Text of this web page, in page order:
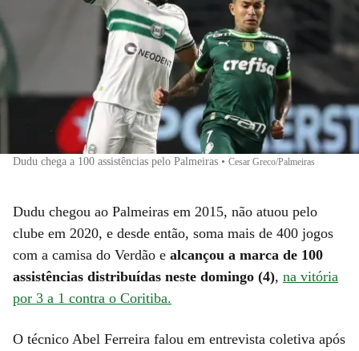
Dudu chega a 100 assistências pelo Palmeiras • Cesar Greco/Palmeiras
Dudu chegou ao Palmeiras em 2015, não atuou pelo
clube em 2020, e desde então, soma mais de 400 jogos
com a camisa do Verdão e alcançou a marca de 100
assistências distribuídas neste domingo (4), na vitória
por 3 a 1 contra o Coritiba.
O técnico Abel Ferreira falou em entrevista coletiva após